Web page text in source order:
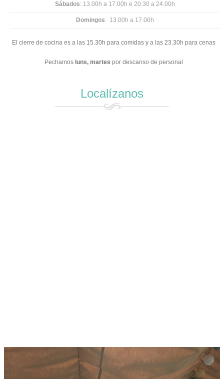
Sábados: 13.00h a 17.00h e 20.30 a 24.00h
Domingos: 13.00h a 17.00h
El cierre de cocina es a las 15.30h para comidas y a las 23.30h para cenas
Pechamos luns, martes por descanso de personal
Localízanos